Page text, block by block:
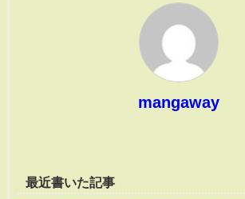
mangaway
最近書いた記事